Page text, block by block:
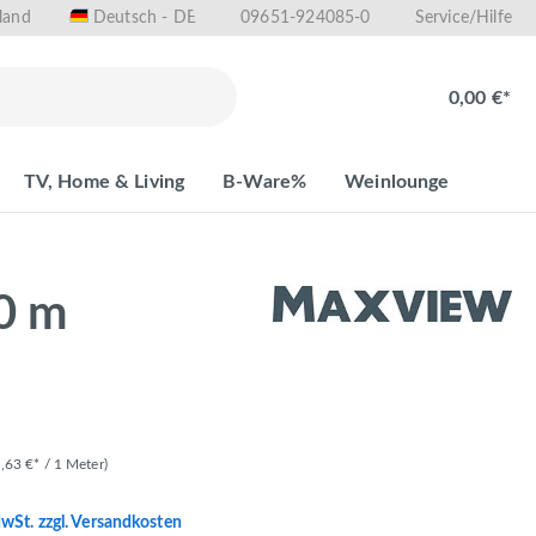
Deutsch - DE 09651-924085-0 Service/Hilfe
0,00 €*
TV, Home & Living B-Ware% Weinlounge
m
€* / 1 Meter)
zzgl. Versandkosten